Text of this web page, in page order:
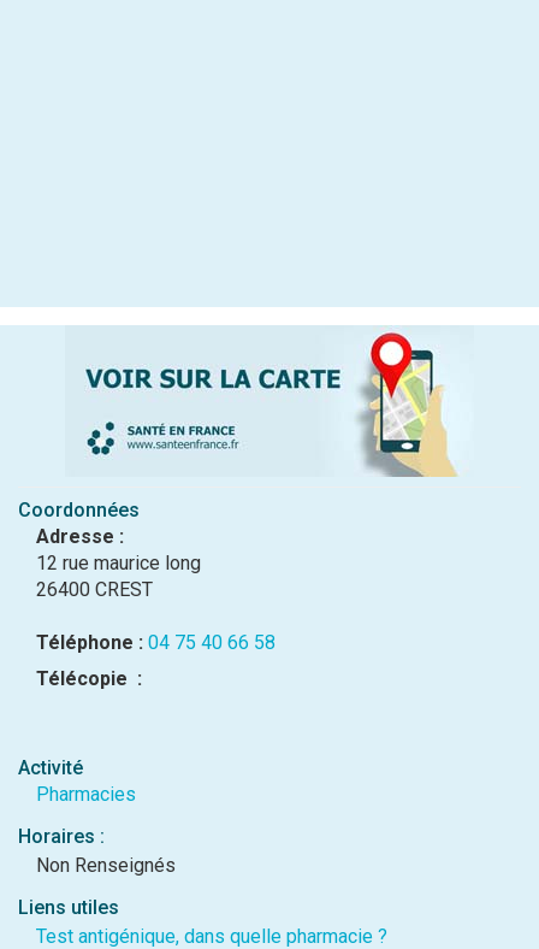
Coordonnées
Adresse :
12 rue maurice long
26400 CREST
Téléphone : 04 75 40 66 58
Télécopie :
Activité
Pharmacies
Horaires :
Non Renseignés
Liens utiles
Test antigénique, dans quelle pharmacie ?